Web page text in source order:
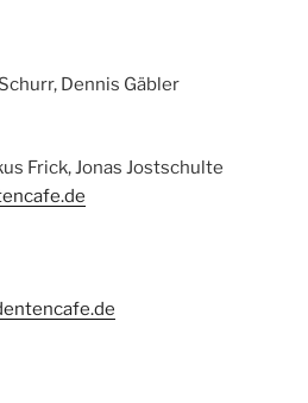
Dennis Gäbler
Frick, Jonas Jostschulte